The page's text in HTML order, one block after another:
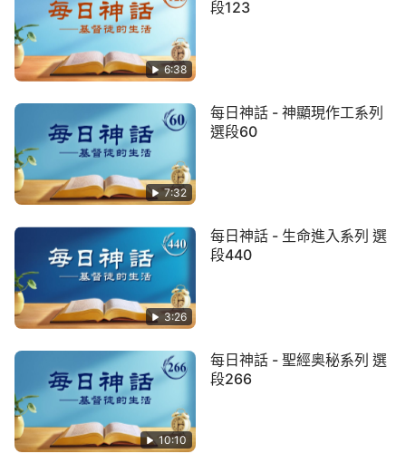
長，這怎麽能與你們美好的藍圖相輔相成呢？如果你
既想隨便犯錯、不受約束，又想好夢成真，那我勸你
還是繼續蒙頭大睡，永遠不要醒來，因為你的夢只是
一場空洞的夢，在公義的神面前是不會為你破這個例
的。如果你只想好夢成真，那你就永遠不要做夢，永
遠面對真理 、面對事實，這是唯一拯救你的辦法。那
這個辦法的具體步驟是什麽呢？
其一，你將你的所有過犯都省察一遍，將你不合
真理的行為與心思都省察一遍。
這一條很容易做到，相信有頭腦的人都能做到，
不過那種從來不知什麽叫過犯與真理的人就例外了，
因為這種人根本就是没有「頭腦」的人。我説話的對
象是被神認可的、誠實的、没有嚴重觸犯行政的人，
是很容易找到自己過犯的人。我要求你們的這一個條
件雖然很容易做到，但這并不是我所要求你們的唯一
條件。不管怎麽樣，希望你們不要偷偷笑話我的要
求，更不要小看我的這一個要求、輕視我的這一個要
6:38
段123
7:32
每日神話 - 神顯現作工系列
選段60
3:26
每日神話 - 生命進入系列 選
段440
10:10
每日神話 - 聖經奥秘系列 選
段266